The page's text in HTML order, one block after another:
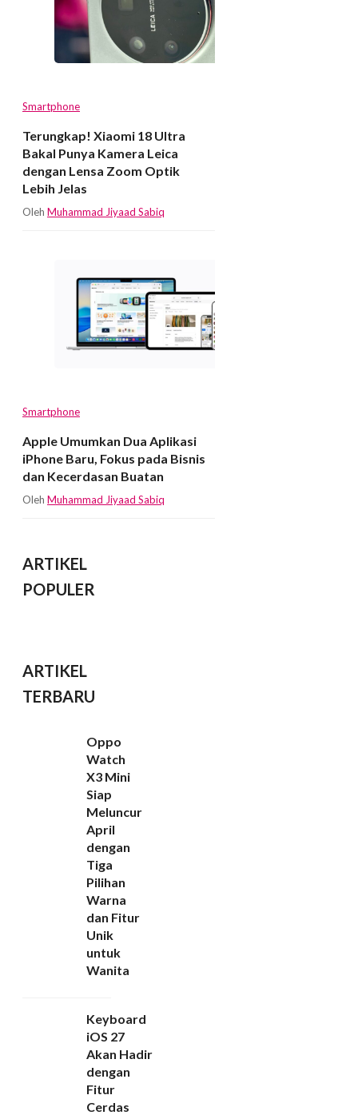
Smartphone
Terungkap! Xiaomi 18 Ultra
Bakal Punya Kamera Leica
dengan Lensa Zoom Optik
Lebih Jelas
Oleh Muhammad Jiyaad Sabiq
Smartphone
Apple Umumkan Dua Aplikasi
iPhone Baru, Fokus pada Bisnis
dan Kecerdasan Buatan
Oleh Muhammad Jiyaad Sabiq
ARTIKEL
POPULER
ARTIKEL
TERBARU
Oppo
Watch
X3 Mini
Siap
Meluncur
April
dengan
Tiga
Pilihan
Warna
dan Fitur
Unik
untuk
Wanita
Keyboard
iOS 27
Akan Hadir
dengan
Fitur
Cerdas